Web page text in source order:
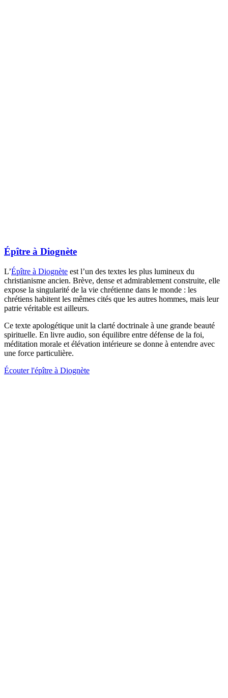
Épître à Diognète
L’Épître à Diognète est l’un des textes les plus lumineux du
christianisme ancien. Brève, dense et admirablement construite, elle
expose la singularité de la vie chrétienne dans le monde : les
chrétiens habitent les mêmes cités que les autres hommes, mais leur
patrie véritable est ailleurs.
Ce texte apologétique unit la clarté doctrinale à une grande beauté
spirituelle. En livre audio, son équilibre entre défense de la foi,
méditation morale et élévation intérieure se donne à entendre avec
une force particulière.
Écouter l'épître à Diognète